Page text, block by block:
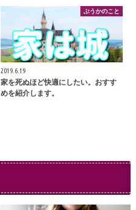
ぷうかのこと
2019.6.19
家を死ぬほど快適にしたい。おすす
めを紹介します。